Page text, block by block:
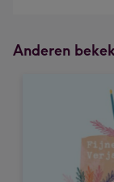
Anderen